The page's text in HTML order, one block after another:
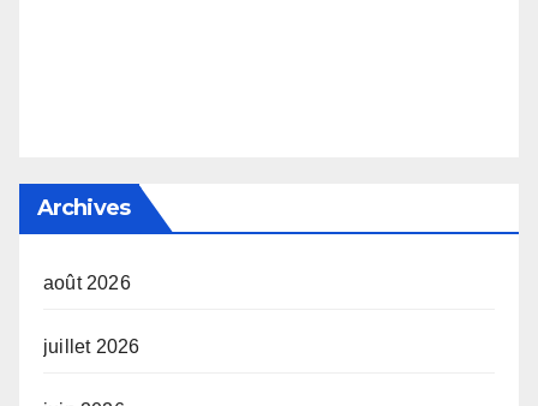
Archives
août 2026
juillet 2026